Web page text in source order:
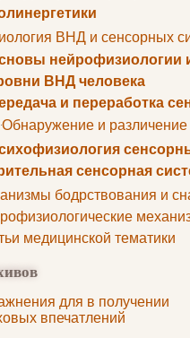
ВНД и сенсорных
нейрофизиологии
ВНД человека
и переработка
Обнаружение и различение
сенсорная
бодрствования и
медицинской тематики
для в получении
впечатлений